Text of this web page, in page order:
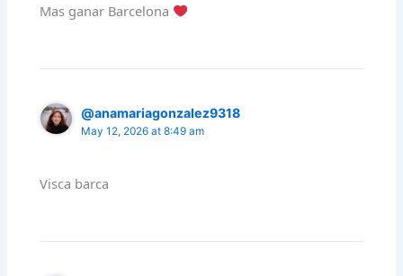
Mas ganar Barcelona
@anamariagonzalez9318
May 12, 2026 at 8:49 am
Visca barca